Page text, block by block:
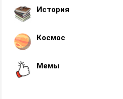
История
Космос
Мемы